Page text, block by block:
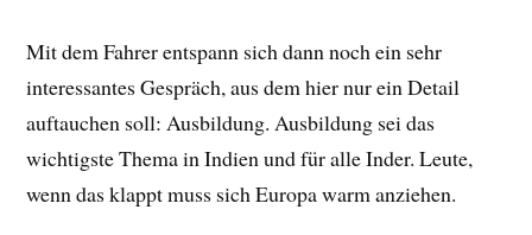
Mit dem Fahrer entspann sich dann noch ein sehr
interessantes Gespräch, aus dem hier nur ein Detail
auftauchen soll: Ausbildung. Ausbildung sei das
wichtigste Thema in Indien und für alle Inder. Leute,
wenn das klappt muss sich Europa warm anziehen.